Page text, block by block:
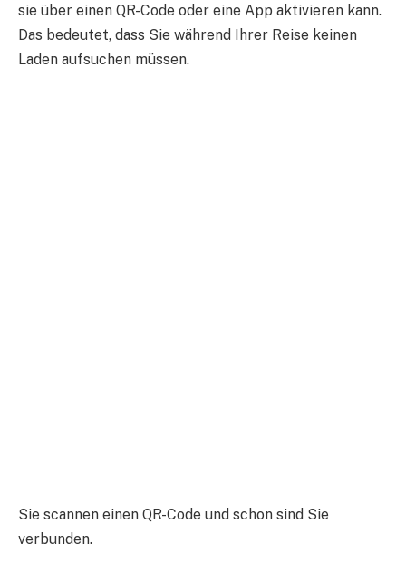
sie über einen QR-Code oder eine App aktivieren kann.
Das bedeutet, dass Sie während Ihrer Reise keinen
Laden aufsuchen müssen.
Sie scannen einen QR-Code und schon sind Sie
verbunden.